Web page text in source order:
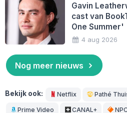
Gavin
cast van
One Summer'
4 aug 2026
Nog meer nieuws
Bekijk ook: Netflix Pathé
Prime Video CANAL+